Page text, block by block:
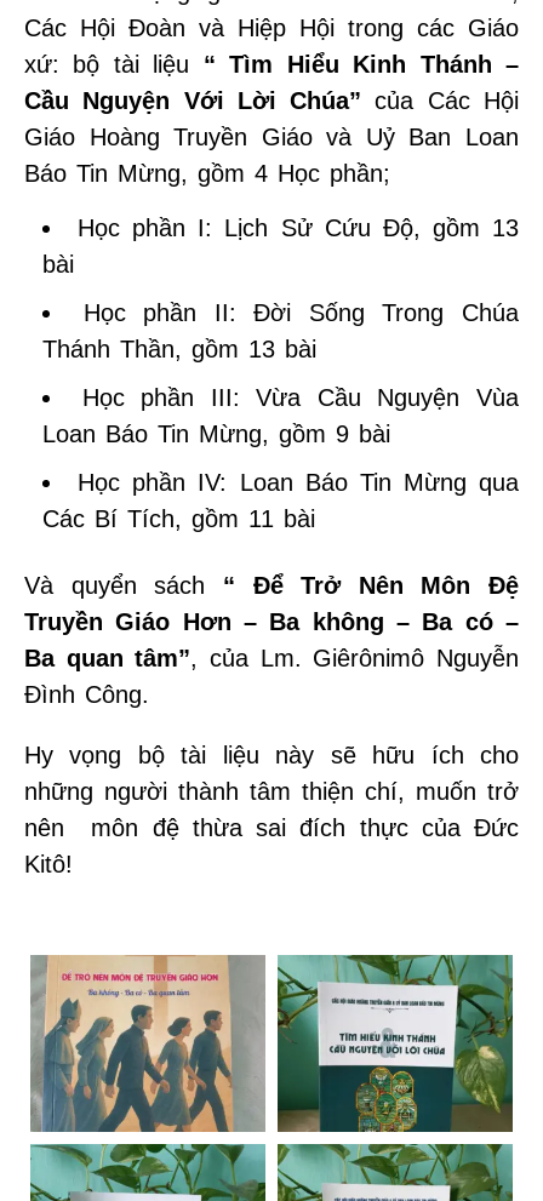
Các Hội Đoàn và Hiệp Hội trong các Giáo
xứ: bộ tài liệu “ Tìm Hiểu Kinh Thánh –
Cầu Nguyện Với Lời Chúa” của Các Hội
Giáo Hoàng Truyền Giáo và Uỷ Ban Loan
Báo Tin Mừng, gồm 4 Học phần;
Học phần I: Lịch Sử Cứu Độ, gồm 13
bài
Học phần II: Đời Sống Trong Chúa
Thánh Thần, gồm 13 bài
Học phần III: Vừa Cầu Nguyện Vùa
Loan Báo Tin Mừng, gồm 9 bài
Học phần IV: Loan Báo Tin Mừng qua
Các Bí Tích, gồm 11 bài
Và quyển sách “ Để Trở Nên Môn Đệ
Truyền Giáo Hơn – Ba không – Ba có –
Ba quan tâm”, của Lm. Giêrônimô Nguyễn
Đình Công.
Hy vọng bộ tài liệu này sẽ hữu ích cho
những người thành tâm thiện chí, muốn trở
nên môn đệ thừa sai đích thực của Đức
Kitô!